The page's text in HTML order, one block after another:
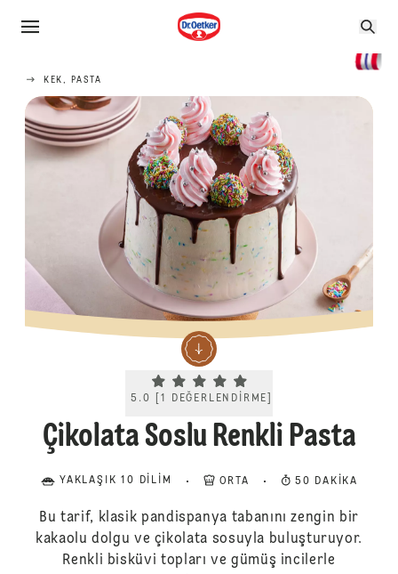
KEK, PASTA
Current rating 5.0. Click to rate.
5.0 [1 DEĞERLENDIRME
Çikolata Soslu Renkli Pasta
YAKLAŞIK 10 DILIM ORTA 50 DAKIKA
Bu tarif, klasik pandispanya tabanını zengin bir
kakaolu dolgu ve çikolata sosuyla buluşturuyor.
Renkli bisküvi topları ve gümüş incilerle